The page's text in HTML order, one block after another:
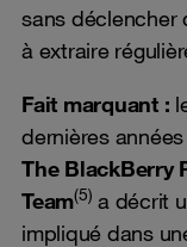
sans déclencher
à extraire
Fait marquant :
dernières
The BlackBerry
Team(5) a décrit
impliqué dans